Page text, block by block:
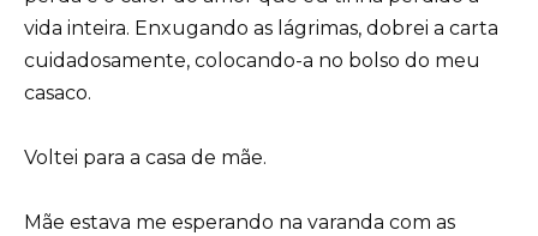
vida inteira. Enxugando as lágrimas, dobrei a carta
cuidadosamente, colocando-a no bolso do meu
casaco.
Voltei para a casa de mãe.
Mãe estava me esperando na varanda com as